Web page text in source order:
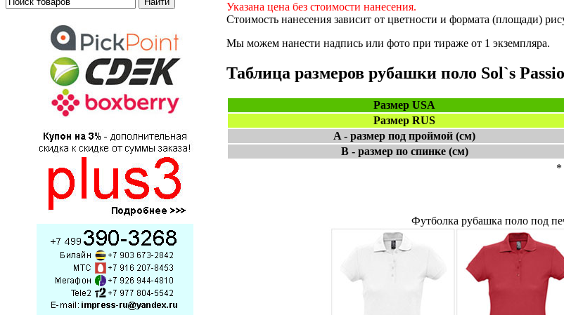
Указана цена без стоимости нанесения.
Стоимость нанесения зависит от цветности и формата (площади)
Мы можем нанести надпись или фото при тираже от 1 экземпляра.
Таблица размеров рубашки поло Sol`s
Размер USA
Размер RUS
A - размер под проймой (см)
B - размер по спинке (см)
*
Футболка рубашка поло под